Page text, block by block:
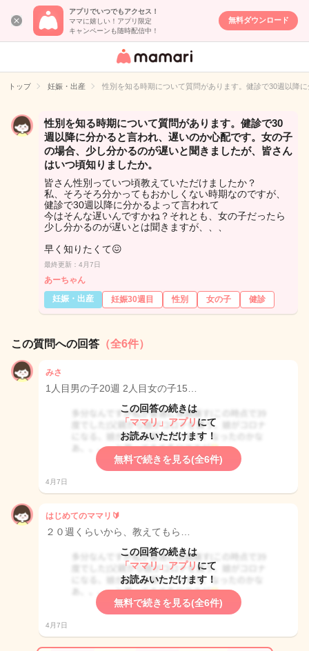
アプリでいつでもアクセス！
ママに嬉しい！アプリ限定
キャンペーンも随時配信中！
無料ダウンロード
女性専用匿名QA
イト
トップ 妊娠・出産 性別を知る時期について質問があります。健診で30週以降
性別を知る時期について質問があります。健診で30
週以降に分かると言われ、遅いのか心配です。女の子
の場合、少し分かるのが遅いと聞きましたが、皆さん
はいつ頃知りましたか。
皆さん性別っていつ頃教えていただけましたか？
私、そろそろ分かってもおかしくない時期なのですが、
健診で30週以降に分かるよって言われて
今はそんな遅いんですかね？それとも、女の子だったら
少し分かるのが遅いとは聞きますが、、、
早く知りたくて😖
最終更新：4月7日
あーちゃん
妊娠・出産
妊娠30週目 性別 女の子 健診
この質問への回答 （全6件）
みさ
1人目男の子20週 2人目女の子15…
この回答の続きは
「ママリ」アプリ にて
お読みいただけます！
無料で続きを見る(全6件)
4月7日
はじめてのママリ🔰
２０週くらいから、教えてもら…
この回答の続きは
「ママリ」アプリ にて
お読みいただけます！
無料で続きを見る(全6件)
4月7日